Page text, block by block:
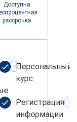
Доступна
рассрочка
Персональный
курс
Регистрация
информации